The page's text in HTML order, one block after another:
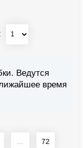
Ведутся
время
72